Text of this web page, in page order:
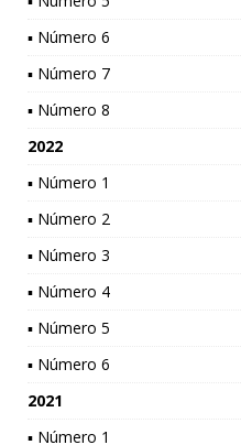
▪ Número 6
▪ Número 7
▪ Número 8
2022
▪ Número 1
▪ Número 2
▪ Número 3
▪ Número 4
▪ Número 5
▪ Número 6
2021
▪ Número 1